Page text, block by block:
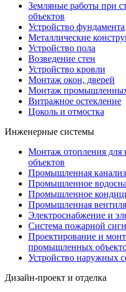
Земляные работы при
объектов
Устройство фундамента
Металлические
Устройство пола
Возведение стен
Устройство кровли
Монтаж окон, дверей
Монтаж
Витражное остекление
Цоколь и отмостка
Инженерные системы
Монтаж отопления
объектов
Промышленная
Промышленное
Промышленное
Промышленная
Электроснабжение и
Система пожарной
Проектирование и
промышленных
Устройство наружных
Дизайн-проект и отделка